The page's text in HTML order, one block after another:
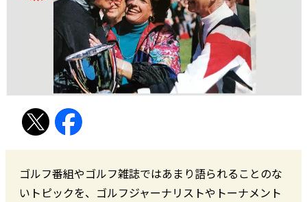
ゴルフ番組やゴルフ雑誌ではあまり語られることのな
いトピックを、ゴルフジャーナリストやトーナメント